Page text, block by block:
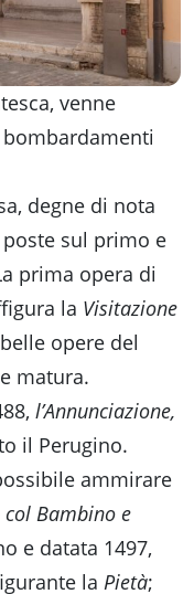
venne
degne di nota
sul primo e
prima opera di
la Visitazione
opere del
matura.
l’Annunciazione,
il Perugino.
ammirare
Bambino e
e datata 1497,
la Pietà;